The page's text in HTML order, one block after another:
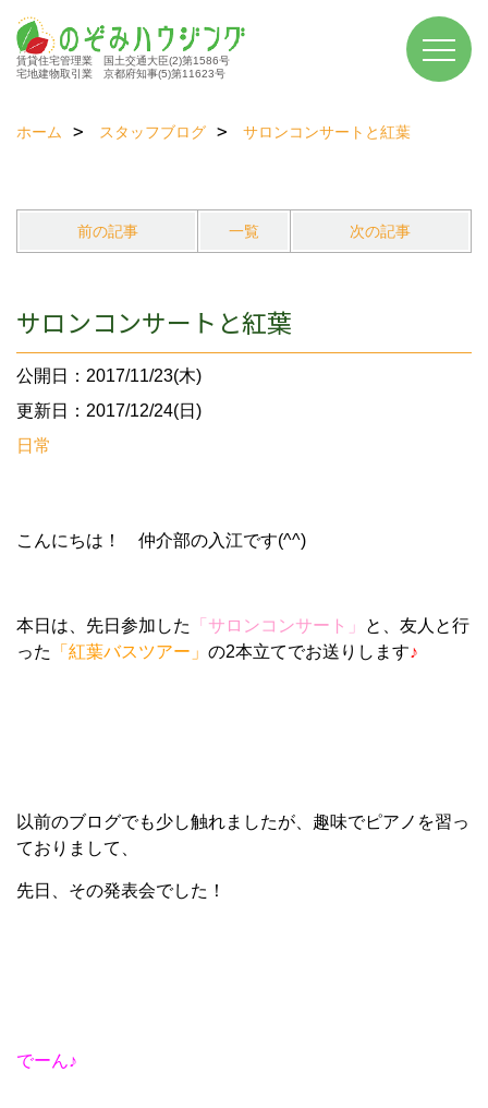
賃貸住宅管理業 国土交通大臣(2)第1586号
宅地建物取引業 京都府知事(5)第11623号
ホーム スタッフブログ サロンコンサートと紅葉
前の記事 一覧 次の記事
サロンコンサートと紅葉
公開日：2017/11/23(木)
更新日：2017/12/24(日)
日常
こんにちは！ 仲介部の入江です(^^)
本日は、先日参加した 「サロンコンサート」
と、友人と行
った
「紅葉バスツアー」 の2本立てでお送りします♪
以前のブログでも少し触れましたが、趣味でピアノを習っ
ておりまして、
先日、その発表会でした！
でーん♪